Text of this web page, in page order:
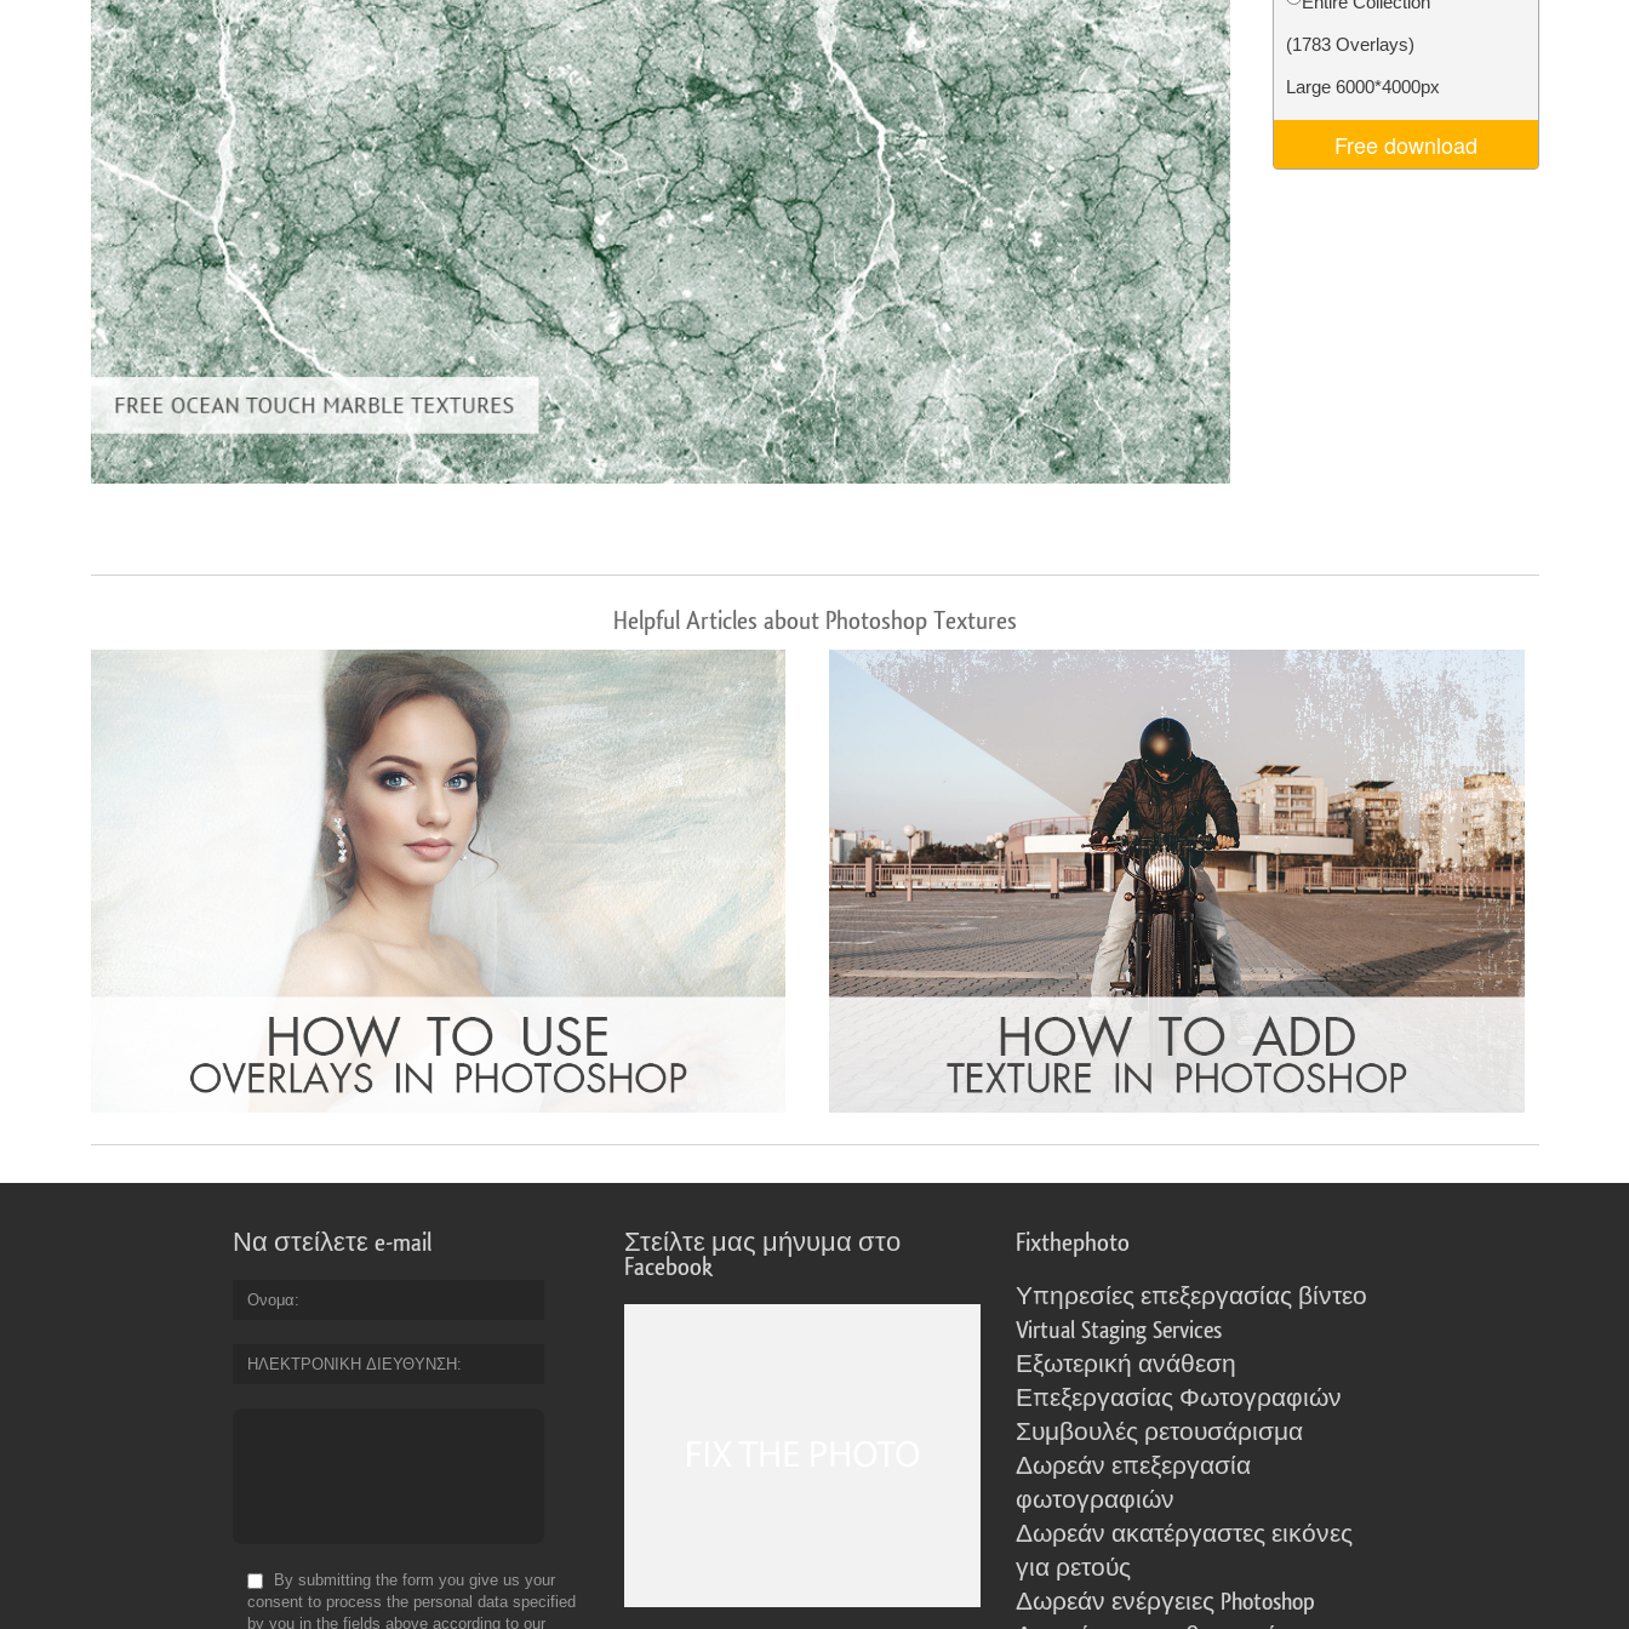
Επεξεργασία
φωτογραφιών προϊόντος
Επεξεργασία
φωτογραφιών
κοσμημάτων
Δεδομένα Εκπαίδευσης AI Video Editing Services
(1783 Overlays)
Large 6000*4000px
Free download
Helpful Articles about Photoshop Textures
Να στείλετε e-mail
Ονομα
ΗΛΕΚΤΡΟΝΙΚΗ ΔΙΕΥΘΥΝΣΗ
By submitting the form you give us your
consent to process the personal data specified
by you in the fields above according to our
Στείλτε μας μήνυμα στο
Facebook
Fixthephoto
Υπηρεσίες επεξεργασίας βίντεο
Virtual Staging Services
Εξωτερική ανάθεση
Επεξεργασίας Φωτογραφιών
Συμβουλές ρετουσάρισμα
Δωρεάν επεξεργασία
φωτογραφιών
Δωρεάν ακατέργαστες εικόνες
για ρετούς
Δωρεάν ενέργειες Photoshop